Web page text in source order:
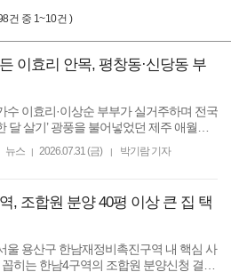
건 중 1~10건 )
이효리 안목, 평창동·신당동 부
수 이효리·이상순 부부가 실거주하며 전국
달 살기’ 광풍을 불어넣었던 제주 애월읍
결국 정든 집을 떠나야 했던 이 부부의 자
뉴스 2026.07.31 (금) 박기람 기자
, 조합원 분양 40평 이상 큰 집 택
울 용산구 한남재정비촉진구역 내 핵심 사
히는 한남4구역의 조합원 분양신청 결과